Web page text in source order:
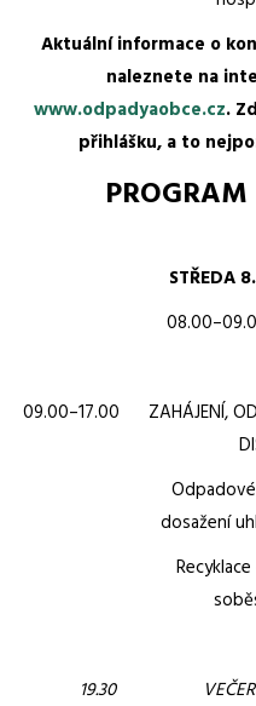
Aktuální informace o
naleznete na
www.odpadyaobce.cz.
přihlášku, a to
PROGRAM
STŘEDA
09.00–17.00 ZAHÁJENÍ,
Odpadové
dosažení
Recyklace odpadů
19.30 VEČERNÍ